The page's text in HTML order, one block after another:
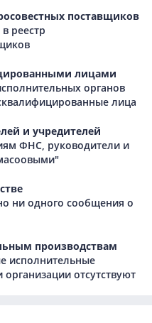
поставщиков
реестр
лицами
органов
лица
и учредителей
ФНС, руководители и
ни одного сообщения о
производствам
исполнительные
отсутствуют